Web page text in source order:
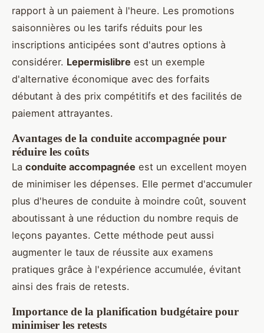
rapport à un paiement à l'heure. Les promotions
saisonnières ou les tarifs réduits pour les
inscriptions anticipées sont d'autres options à
considérer. Lepermislibre est un exemple
d'alternative économique avec des forfaits
débutant à des prix compétitifs et des facilités de
paiement attrayantes.
Avantages de la conduite accompagnée pour
réduire les coûts
La conduite accompagnée est un excellent moyen
de minimiser les dépenses. Elle permet d'accumuler
plus d'heures de conduite à moindre coût, souvent
aboutissant à une réduction du nombre requis de
leçons payantes. Cette méthode peut aussi
augmenter le taux de réussite aux examens
pratiques grâce à l'expérience accumulée, évitant
ainsi des frais de retests.
Importance de la planification budgétaire pour
minimiser les retests